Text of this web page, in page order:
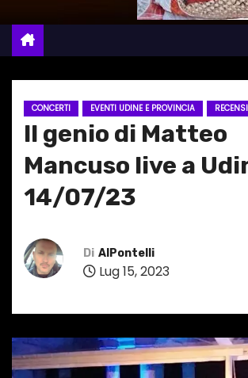
CONCERTI EVENTI UDINE E PROVINCIA
Il genio di Matteo
Mancuso live a
14/07/23
Di AlPontelli
Lug 15, 2023